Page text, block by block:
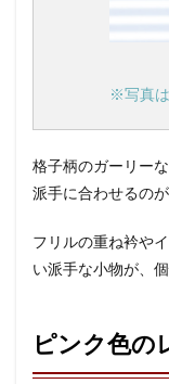
※写真
格子柄のガーリー
派手に合わせるのが
フリルの重ね衿や
い派手な小物が、
ピンク色の